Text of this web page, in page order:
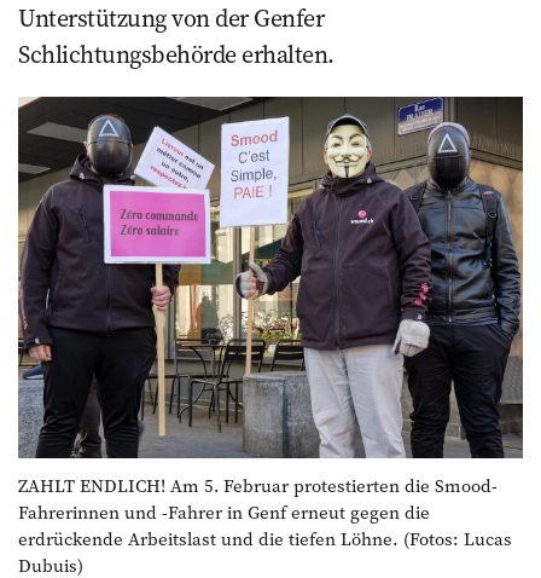
Unterstützung von der Genfer
Schlichtungsbehörde erhalten.
ZAHLT ENDLICH! Am 5. Februar protestierten die Smood-
Fahrerinnen und -Fahrer in Genf erneut gegen die
erdrückende Arbeitslast und die tiefen Löhne. (Fotos: Lucas
Dubuis)